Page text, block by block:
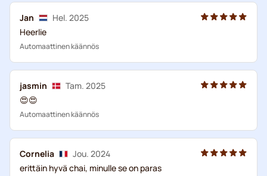
Jan
Hel. 2025
Heerlie
Automaattinen käännös
jasmin
Tam. 2025
😍😍
Automaattinen käännös
Cornelia
Jou. 2024
erittäin hyvä chai, minulle se on paras